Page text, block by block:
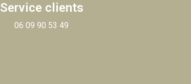
Service clients
06 09 90 53 49